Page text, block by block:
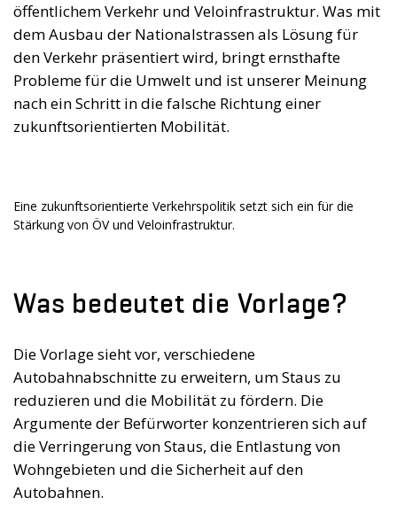
öffentlichem Verkehr und Veloinfrastruktur. Was mit
dem Ausbau der Nationalstrassen als Lösung für
den Verkehr präsentiert wird, bringt ernsthafte
Probleme für die Umwelt und ist unserer Meinung
nach ein Schritt in die falsche Richtung einer
zukunftsorientierten Mobilität.
Eine zukunftsorientierte Verkehrspolitik setzt sich ein für die
Stärkung von ÖV und Veloinfrastruktur.
Was bedeutet die Vorlage?
Die Vorlage sieht vor, verschiedene
Autobahnabschnitte zu erweitern, um Staus zu
reduzieren und die Mobilität zu fördern. Die
Argumente der Befürworter konzentrieren sich auf
die Verringerung von Staus, die Entlastung von
Wohngebieten und die Sicherheit auf den
Autobahnen.